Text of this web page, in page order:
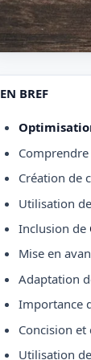
EN BREF
Création de
Utilisation de
Inclusion de
Mise en
Adaptation
Importance
Concision et
Utilisation de